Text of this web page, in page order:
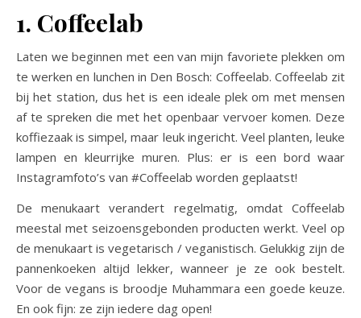
1. Coffeelab
Laten we beginnen met een van mijn favoriete plekken om
te werken en lunchen in Den Bosch: Coffeelab. Coffeelab zit
bij het station, dus het is een ideale plek om met mensen
af te spreken die met het openbaar vervoer komen. Deze
koffiezaak is simpel, maar leuk ingericht. Veel planten, leuke
lampen en kleurrijke muren. Plus: er is een bord waar
Instagramfoto’s van #Coffeelab worden geplaatst!
De menukaart verandert regelmatig, omdat Coffeelab
meestal met seizoensgebonden producten werkt. Veel op
de menukaart is vegetarisch / veganistisch. Gelukkig zijn de
pannenkoeken altijd lekker, wanneer je ze ook bestelt.
Voor de vegans is broodje Muhammara een goede keuze.
En ook fijn: ze zijn iedere dag open!